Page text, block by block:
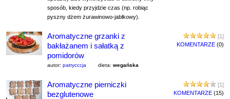
sposób, kiedy przyjdzie czas (np. robiąc
pyszny dżem żurawinowo-jabłkowy).
[1]
KOMENTARZE (0)
Aromatyczne grzanki z
bakłażanem i sałatką z
pomidorów
autor: patrycccja dieta: wegańska
[1]
KOMENTARZE (15)
Aromatyczne pierniczki
bezglutenowe